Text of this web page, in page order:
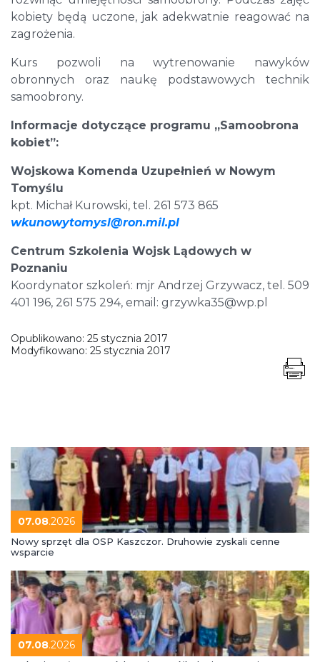
kobiety będą uczone, jak adekwatnie reagować na
zagrożenia.
Kurs pozwoli na wytrenowanie nawyków
obronnych oraz naukę podstawowych technik
samoobrony.
Informacje dotyczące programu „Samoobrona
kobiet”:
Wojskowa Komenda Uzupełnień w Nowym
Tomyślu
kpt. Michał Kurowski, tel. 261 573 865
wkunowytomysl@ron.mil.pl
Centrum Szkolenia Wojsk Lądowych w
Poznaniu
Koordynator szkoleń: mjr Andrzej Grzywacz, tel. 509
401 196, 261 575 294, email: grzywka35@wp.pl
Opublikowano: 25 stycznia 2017
Modyfikowano: 25 stycznia 2017
07.08.2026
Nowy sprzęt dla OSP Kaszczor. Druhowie zyskali cenne
wsparcie
07.08.2026